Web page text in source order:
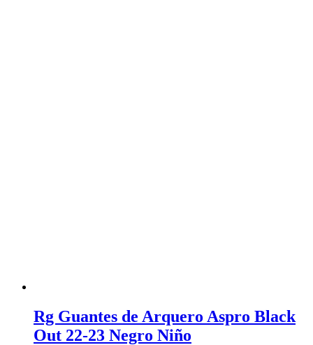
Rg Guantes de Arquero Aspro Black
Out 22-23 Negro Niño